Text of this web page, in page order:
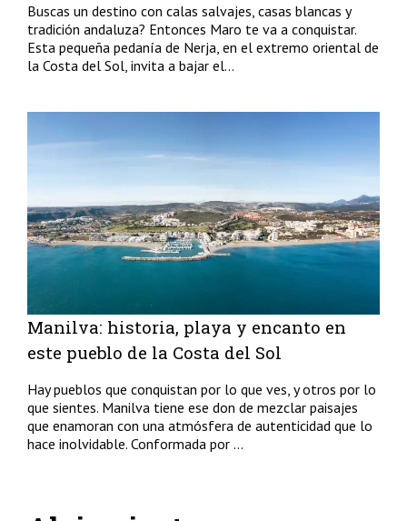
Buscas un destino con calas salvajes, casas blancas y
tradición andaluza? Entonces Maro te va a conquistar.
Esta pequeña pedanía de Nerja, en el extremo oriental de
la Costa del Sol, invita a bajar el...
Manilva: historia, playa y encanto en
este pueblo de la Costa del Sol
Hay pueblos que conquistan por lo que ves, y otros por lo
que sientes. Manilva tiene ese don de mezclar paisajes
que enamoran con una atmósfera de autenticidad que lo
hace inolvidable. Conformada por ...